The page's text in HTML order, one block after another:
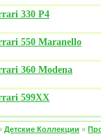
330 P4
550 Maranello
360 Modena
599XX
Детские Коллекции »